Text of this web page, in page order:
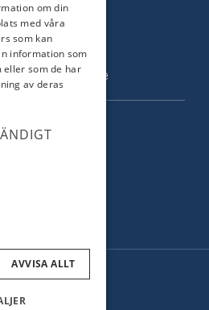
67
Stockholm
8 731 51 00
OSS
Mäkleri
om din
med våra
som kan
information som
som de har
av deras
AVVISA ALLT